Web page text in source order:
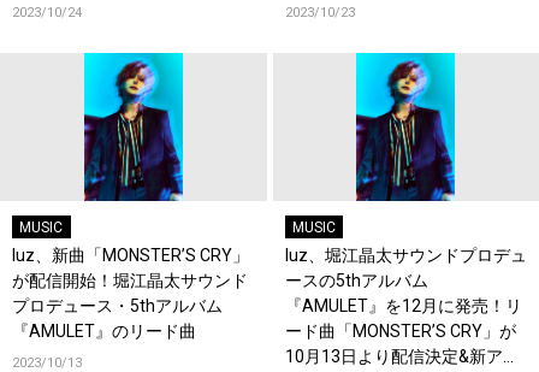
2023/10/24 2023/10/23
MUSIC
luz、新曲「MONSTER’S CRY」
が配信開始！堀江晶太サウンド
プロデュース・5thアルバム
『AMULET』のリード曲
2023/10/13
MUSIC
luz、堀江晶太サウンドプロデュ
ースの5thアルバム
『AMULET』を12月に発売！リ
ード曲「MONSTER’S CRY」が
10月13日より配信決定&新アー